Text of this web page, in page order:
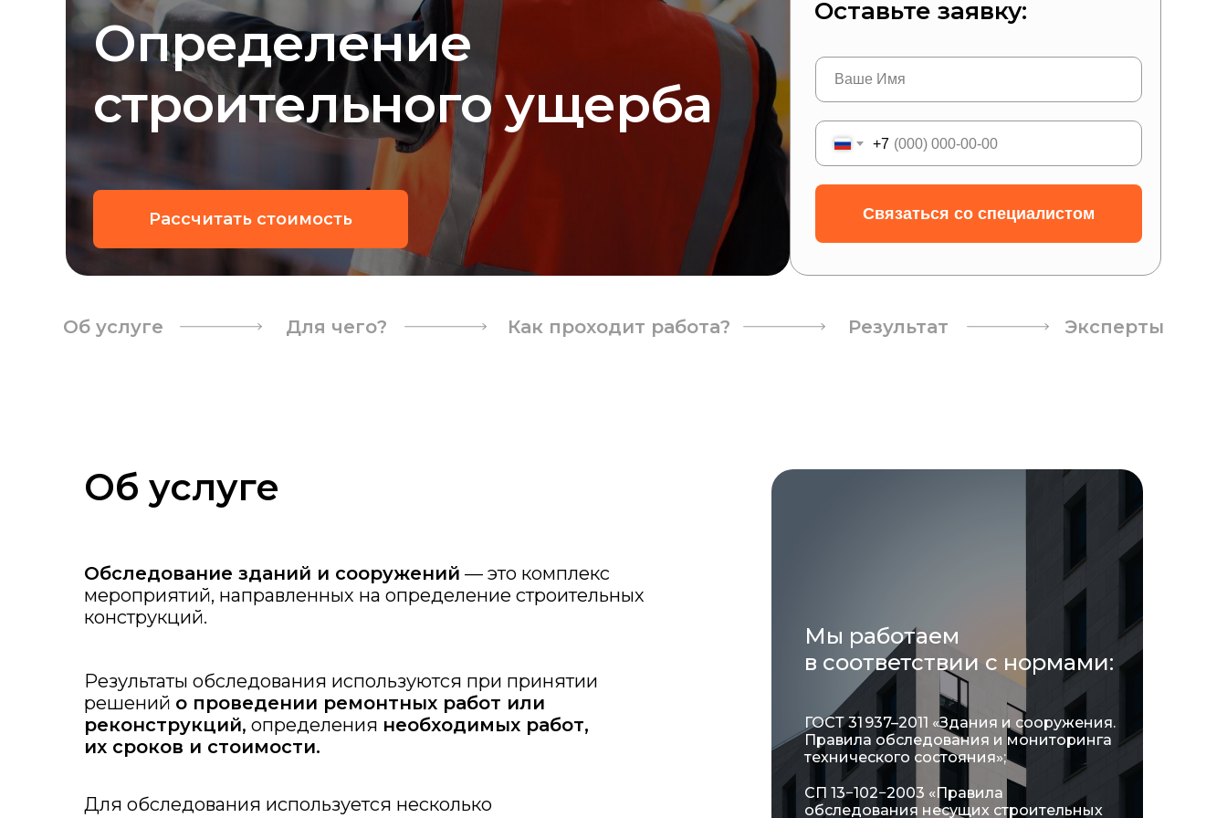
Результат
Как проходит работа?
Для чего?
Определение
строительного ущерба
+7
Связаться со специалистом
Рассчитать стоимость
Оставьте заявку:
Об услуге Эксперты
Об услуге
Обследование зданий и сооружений — это комплекс
мероприятий, направленных на определение строительных
конструкций.
Результаты обследования используются при принятии
решений о проведении ремонтных работ или
реконструкций, определения необходимых работ,
их сроков и стоимости.
Для обследования используется несколько
Мы работаем
в соответствии с нормами:
ГОСТ 31 937–2011 «Здания и сооружения.
Правила обследования и мониторинга
технического состояния»;
СП 13−102−2003 «Правила
обследования несущих строительных